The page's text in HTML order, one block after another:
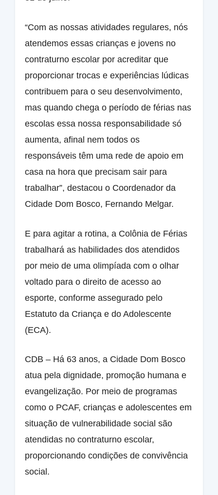
“Com as nossas atividades regulares, nós
atendemos essas crianças e jovens no
contraturno escolar por acreditar que
proporcionar trocas e experiências lúdicas
contribuem para o seu desenvolvimento,
mas quando chega o período de férias nas
escolas essa nossa responsabilidade só
aumenta, afinal nem todos os
responsáveis têm uma rede de apoio em
casa na hora que precisam sair para
trabalhar”, destacou o Coordenador da
Cidade Dom Bosco, Fernando Melgar.
E para agitar a rotina, a Colônia de Férias
trabalhará as habilidades dos atendidos
por meio de uma olimpíada com o olhar
voltado para o direito de acesso ao
esporte, conforme assegurado pelo
Estatuto da Criança e do Adolescente
(ECA).
CDB – Há 63 anos, a Cidade Dom Bosco
atua pela dignidade, promoção humana e
evangelização. Por meio de programas
como o PCAF, crianças e adolescentes em
situação de vulnerabilidade social são
atendidas no contraturno escolar,
proporcionando condições de convivência
social.